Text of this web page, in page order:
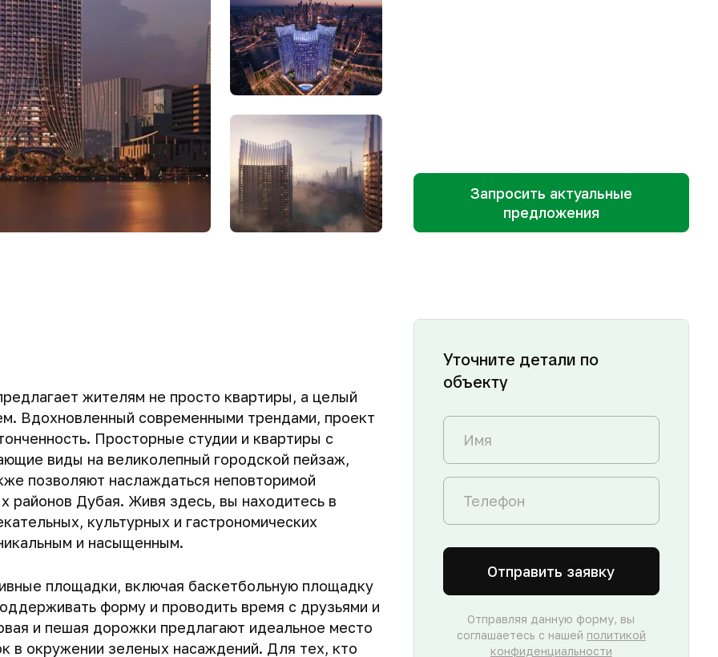
Запросить актуальные
предложения
жителям не просто квартиры, а целый
Вдохновленный современными трендами, проект
Просторные студии и квартиры с
виды на великолепный городской пейзаж,
позволяют наслаждаться неповторимой
районов Дубая. Живя здесь, вы находитесь в
культурных и гастрономических
и насыщенным.
площадки, включая баскетбольную площадку
форму и проводить время с друзьями и
и пешая дорожки предлагают идеальное место
в окружении зеленых насаждений. Для тех, кто
Уточните детали по
объекту
Отправить заявку
Отправляя данную форму, вы
соглашаетесь с нашей политикой
конфиденциальности